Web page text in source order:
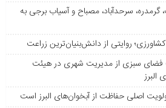
گرمدره، سرحدآباد، مصباح و آسیاب برجی به
کشاورزی؛ روایتی از دانش‌بنیان‌ترین زراعت
سبزی از مدیریت شهری در هیئت
البرز
اصلی حفاظت از آبخوان‌های البرز است